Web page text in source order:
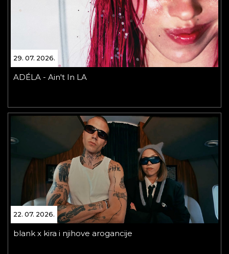
29. 07. 2026.
ADÉLA - Ain't In LA
22. 07. 2026.
blank x kira i njihove arogancije